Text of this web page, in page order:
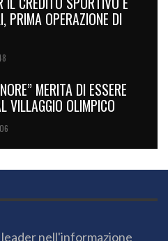
PRIMA OPERAZIONE DI
MERITA DI ESSERE
VILLAGGIO OLIMPICO
nell'informazione